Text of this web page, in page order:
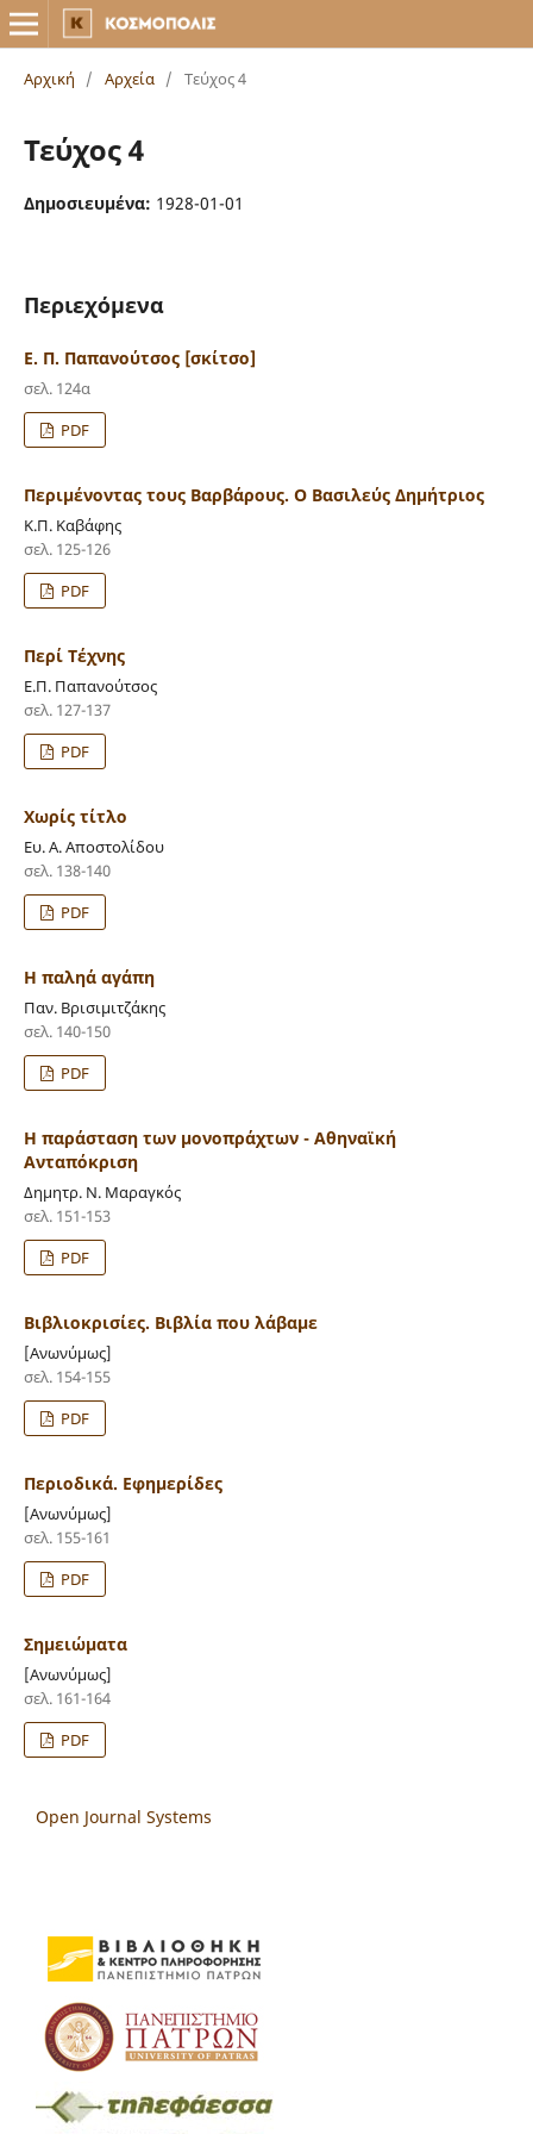
Αρχική / Αρχεία / Τεύχος 4
Τεύχος 4
Δημοσιευμένα: 1928-01-01
Περιεχόμενα
Ε. Π. Παπανούτσος [σκίτσο]
σελ. 124α
PDF
Περιμένοντας τους Βαρβάρους. Ο Βασιλεύς Δημήτριος
Κ.Π. Καβάφης
σελ. 125-126
PDF
Περί Τέχνης
Ε.Π. Παπανούτσος
σελ. 127-137
PDF
Χωρίς τίτλο
Ευ. Α. Αποστολίδου
σελ. 138-140
PDF
Η παληά αγάπη
Παν. Βρισιμιτζάκης
σελ. 140-150
PDF
Η παράσταση των μονοπράχτων - Αθηναϊκή
Ανταπόκριση
Δημητρ. Ν. Μαραγκός
σελ. 151-153
PDF
Βιβλιοκρισίες. Βιβλία που λάβαμε
[Ανωνύμως]
σελ. 154-155
PDF
Περιοδικά. Εφημερίδες
[Ανωνύμως]
σελ. 155-161
PDF
Σημειώματα
[Ανωνύμως]
σελ. 161-164
PDF
Open Journal Systems